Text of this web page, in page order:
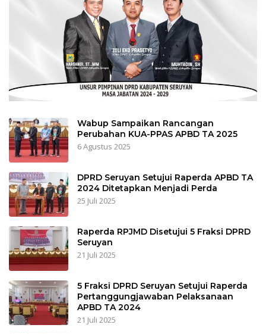
Wabup Sampaikan Rancangan
Perubahan KUA-PPAS APBD TA 2025
6 Agustus 2025
DPRD Seruyan Setujui Raperda APBD TA
2024 Ditetapkan Menjadi Perda
25 Juli 2025
Raperda RPJMD Disetujui 5 Fraksi DPRD
Seruyan
21 Juli 2025
5 Fraksi DPRD Seruyan Setujui Raperda
Pertanggungjawaban Pelaksanaan
APBD TA 2024
21 Juli 2025